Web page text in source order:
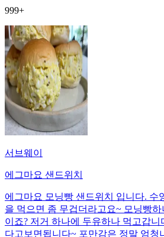
999+
서브웨이
에그마요 샌드위치
에그마요 모닝빵 샌드위치 입니다. 수
을 먹으면 좀 무겁더라고요~ 모닝빵
이죠? 저거 하나에 두유하나 먹고갑니
다고보면됩니다~ 포만감은 정말 엄청